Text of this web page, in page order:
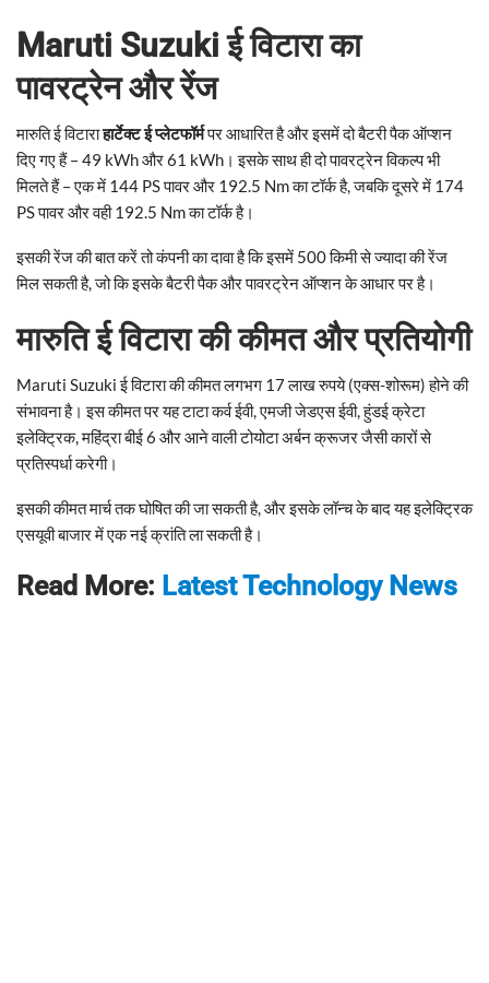
Maruti Suzuki ई विटारा का
पावरट्रेन और रेंज
मारुति ई विटाराहार्टेक्ट ई प्लेटफॉर्मपर आधारित है और इसमें दो बैटरी पैक ऑप्शन
दिए गए हैं – 49 kWh और 61 kWh। इसके साथ ही दो पावरट्रेन विकल्प भी
मिलते हैं – एक में 144 PS पावर और 192.5 Nm का टॉर्क है, जबकि दूसरे में 174
PS पावर और वही 192.5 Nm का टॉर्क है।
इसकी रेंज की बात करें तो कंपनी का दावा है कि इसमें 500 किमी से ज्यादा की रेंज
मिल सकती है, जो कि इसके बैटरी पैक और पावरट्रेन ऑप्शन के आधार पर है।
मारुति ई विटारा की कीमत और प्रतियोगी
Maruti Suzuki ई विटारा की कीमत लगभग 17 लाख रुपये (एक्स-शोरूम) होने की
संभावना है। इस कीमत पर यह टाटा कर्व ईवी, एमजी जेडएस ईवी, हुंडई क्रेटा
इलेक्ट्रिक, महिंद्रा बीई 6 और आने वाली टोयोटा अर्बन क्रूजर जैसी कारों से
प्रतिस्पर्धा करेगी।
इसकी कीमत मार्च तक घोषित की जा सकती है, और इसके लॉन्च के बाद यह इलेक्ट्रिक
एसयूवी बाजार में एक नई क्रांति ला सकती है।
Read More: Latest Technology News